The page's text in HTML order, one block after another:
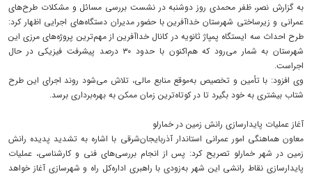
به گزارش نصر، ظفر محمدی روز دوشنبه در نشست بررسی مسائل و مشکلات طرح‌های
عمرانی و زیرساختی شهرستان خداآفرین با حضور مدیران دستگاه‌های اجرایی اظهار کرد:
طرح احداث سه ایستگاه پمپاژ ثانویه در کانال خداآفرین از مهم‌ترین پروژه‌های مرزی این
شهرستان به شمار می‌رود که هم‌اکنون با حدود ۳۰ درصد پیشرفت فیزیکی در حال
اجراست.
وی افزود: با تأمین و تخصیص به‌موقع منابع مالی، تلاش می‌شود روند اجرای این طرح
شتاب بیشتری به خود بگیرد تا در کوتاه‌ترین زمان ممکن به بهره‌برداری برسد.
آغاز عملیات پایدارسازی رانش زمین در خمارلو
معاون هماهنگی امور عمرانی استاندار آذربایجان‌شرقی با اشاره به تشدید پدیده رانش
زمین در شهر خمارلو تصریح کرد: پس از انجام بررسی‌های فنی و کارشناسی، عملیات
پایدارسازی نقاط رانشی این شهر به‌زودی با راهبری اداره‌کل راه و شهرسازی آغاز خواهد